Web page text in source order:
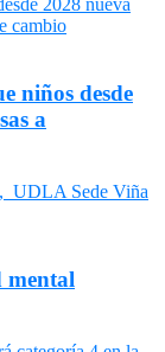
niños desde
a
mental